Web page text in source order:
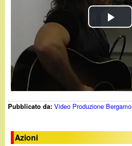
i
a
P
l
y
Pubblicato da:Video Produzione Bergamo
Azioni